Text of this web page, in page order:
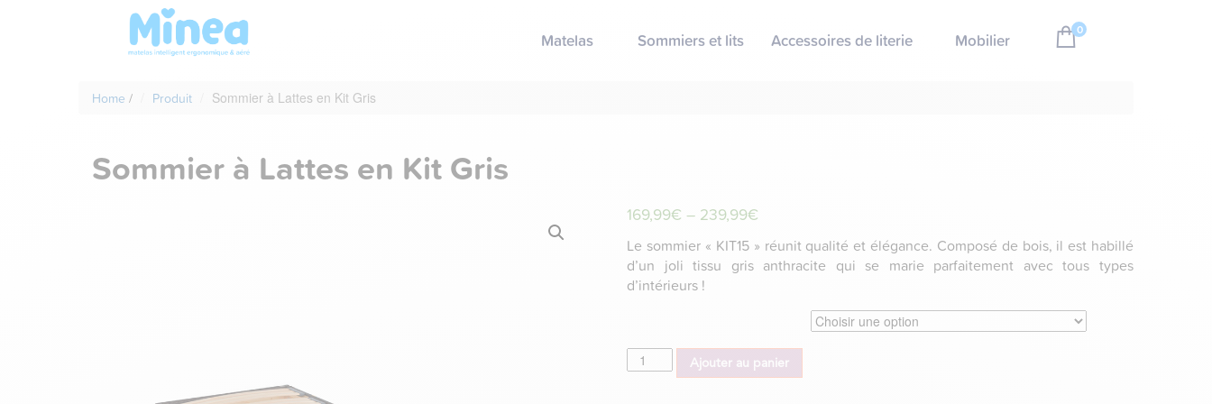
Matelas Sommiers et lits Accessoires de literie Mobilier 0
Home / Produit Sommier à Lattes en Kit Gris
Sommier à Lattes en Kit Gris
169,99€ – 239,99€
Le sommier « KIT15 » réunit qualité et élégance. Composé de bois, il est habillé
d’un joli tissu gris anthracite qui se marie parfaitement avec tous types
d’intérieurs !
quantité
de
Ajouter au panier